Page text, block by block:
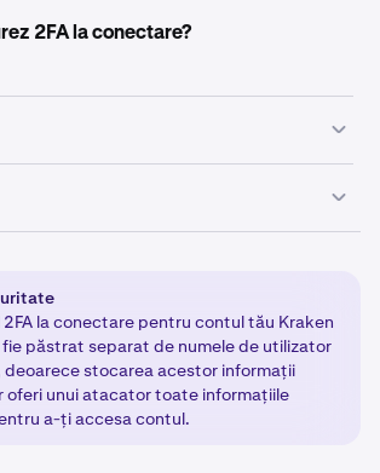
2FA la conectare?
fereastra pop-up, dă clic pe
tău din colțul stânga jos al
Securitate
te la contul tău Kraken prin
profilului tău din colțul
la conectare pentru contul tău Kraken
păstrat separat de numele de utilizator
deoarece stocarea acestor informații
oferi unui atacator toate informațiile
a-ți accesa contul.